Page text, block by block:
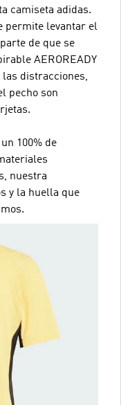
camiseta adidas.
permite levantar el
de que se
AEROREADY
distracciones,
pecho son
100% de
nuestra
y la huella que